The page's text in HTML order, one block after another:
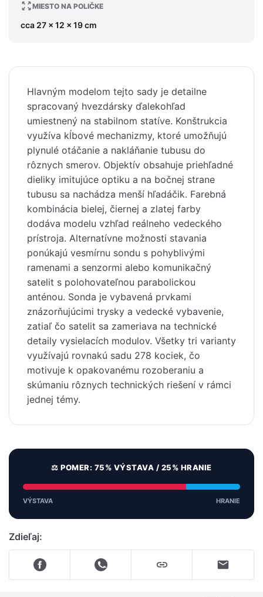
MIESTO NA POLIČKE
cca 27 x 12 x 19 cm
Hlavným modelom tejto sady je detailne
spracovaný hvezdársky ďalekohľad
umiestnený na stabilnom statíve. Konštrukcia
využíva kĺbové mechanizmy, ktoré umožňujú
plynulé otáčanie a nakláňanie tubusu do
rôznych smerov. Objektív obsahuje priehľadné
dieliky imitujúce optiku a na bočnej strane
tubusu sa nachádza menší hľadáčik. Farebná
kombinácia bielej, čiernej a zlatej farby
dodáva modelu vzhľad reálneho vedeckého
prístroja. Alternatívne možnosti stavania
ponúkajú vesmírnu sondu s pohyblivými
ramenami a senzormi alebo komunikačný
satelit s polohovateľnou parabolickou
anténou. Sonda je vybavená prvkami
znázorňujúcimi trysky a vedecké vybavenie,
zatiaľ čo satelit sa zameriava na technické
detaily vysielacích modulov. Všetky tri varianty
využívajú rovnakú sadu 278 kociek, čo
motivuje k opakovanému rozoberaniu a
skúmaniu rôznych technických riešení v rámci
jednej témy.
⚖️ POMER: 75% VÝSTAVA / 25% HRANIE
VÝSTAVA HRANIE
Zdieľaj: